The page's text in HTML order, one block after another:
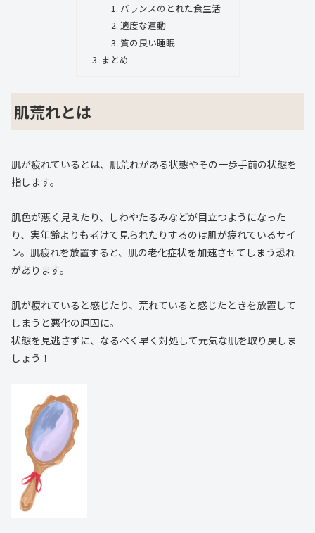
バランスのとれた食生活
適度な運動
質の良い睡眠
まとめ
肌荒れとは
肌が疲れているとは、肌荒れがある状態やその一歩手前の状態を
指します。
肌色が悪く見えたり、しわやたるみなどが目立つようになった
り、実年齢よりも老けて見られたりするのは肌が疲れているサイ
ン。肌疲れを放置すると、肌の老化症状を加速させてしまう恐れ
があります。
肌が疲れていると感じたり、荒れていると感じたときを放置して
しまうと悪化の原因に。
状態を見逃さずに、なるべく早く対処して元気な肌を取り戻しま
しょう！